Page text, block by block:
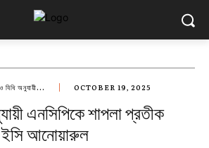
অনুযায়ী... OCTOBER 19, 2025
এনসিপিকে শাপলা প্রতীক
ইসি আনোয়ারুল